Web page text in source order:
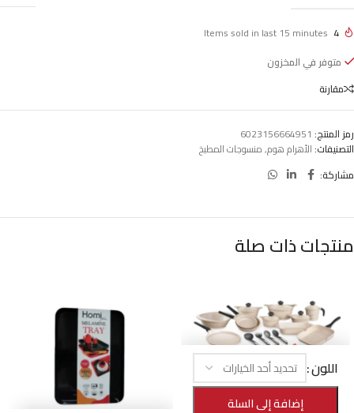
4
Items sold in last 15 minutes
متوفر في المخزون
مقارنة
رمز المنتج: 6023156664951
التصنيفات:الأهرام هوم,منسوجات المطبخ
مشاركة:
منتجات ذات صلة
-25%
طقم الأهرام هوم برايم جرانيت 22 قطعة
اللون
إضافة إلى السلة